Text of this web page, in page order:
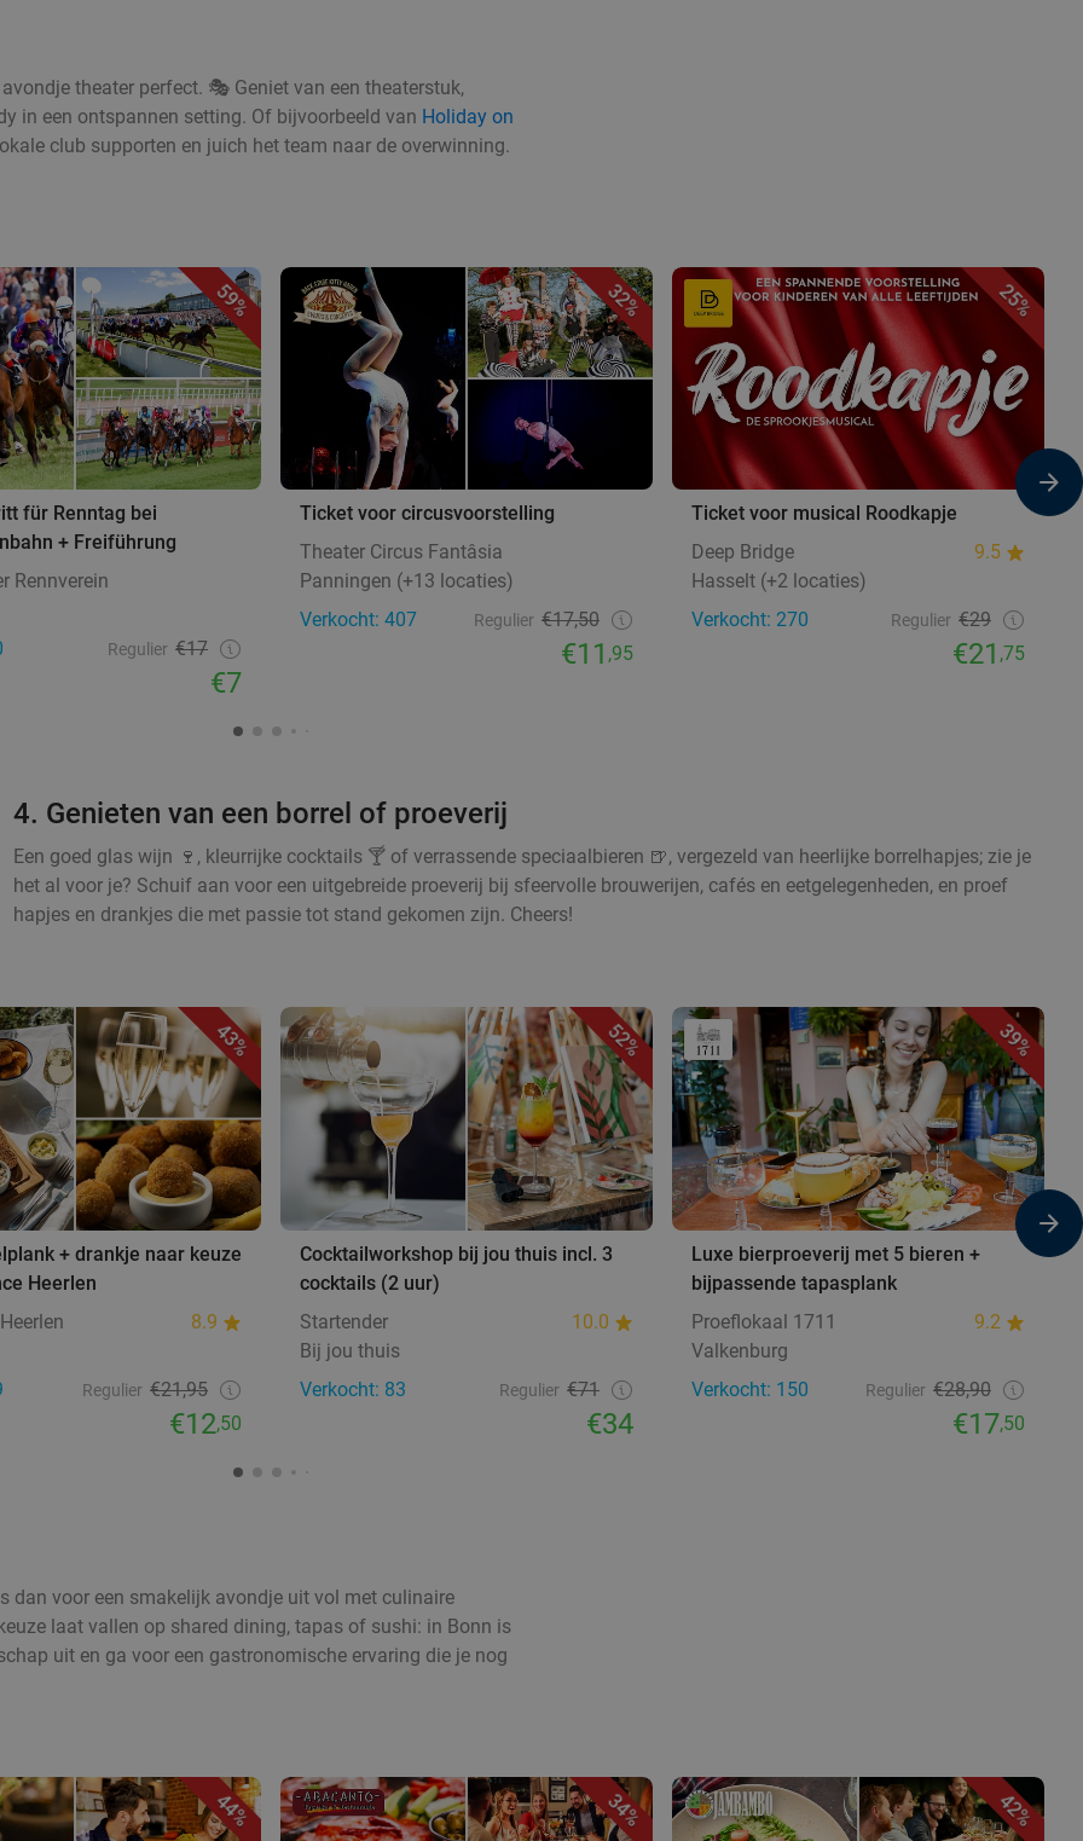
theater perfect. 🎭 Geniet van een theaterstuk,
in een ontspannen setting. Of bijvoorbeeld van Holiday on
club supporten en juich het team naar de overwinning.
59%
für Renntag bei
+ Freiführung
Rennverein
Regulier €17
€7
32%
Ticket voor circusvoorstelling
Theater Circus Fantâsia
Panningen (+13 locaties)
Verkocht: 407
Regulier €17,50
€11 ,95
25%
Ticket voor musical Roodkapje
Deep Bridge
9.5
Hasselt (+2 locaties)
Verkocht: 270
Regulier €29
€21 ,75
4. Genieten van een borrel of proeverij
Een goed glas wijn 🍷, kleurrijke cocktails 🍸 of verrassende speciaalbieren 🍺, vergezeld van heerlijke borrelhapjes; zie je
het al voor je? Schuif aan voor een uitgebreide proeverij bij sfeervolle brouwerijen, cafés en eetgelegenheden, en proef
hapjes en drankjes die met passie tot stand gekomen zijn. Cheers!
43%
+ drankje naar keuze
Heerlen
8.9
Regulier €21,95
€12,50
52%
Cocktailworkshop bij jou thuis incl. 3
cocktails (2 uur)
Startender
10.0
Bij jou thuis
Verkocht: 83
Regulier €71
€34
39%
Luxe bierproeverij met 5 bieren +
bijpassende tapasplank
Proeflokaal 1711
9.2
Valkenburg
Verkocht: 150
Regulier €28,90
€17,50
dan voor een smakelijk avondje uit vol met culinaire
laat vallen op shared dining, tapas of sushi: in Bonn is
uit en ga voor een gastronomische ervaring die je nog
44% 34% 42%